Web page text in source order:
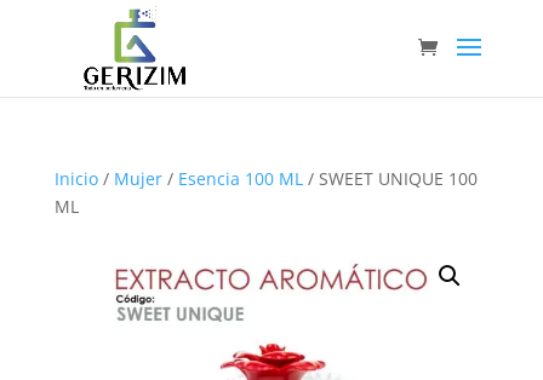
Inicio/ Mujer/ Esencia 100 ML/ SWEET UNIQUE 100
ML